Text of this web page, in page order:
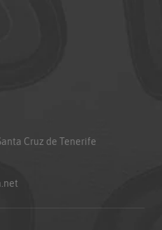
Cruz de Tenerife